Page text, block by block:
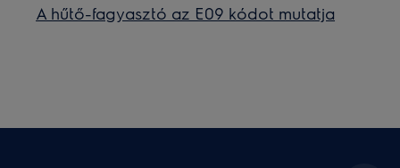
A hűtő-fagyasztó az E09 kódot mutatja